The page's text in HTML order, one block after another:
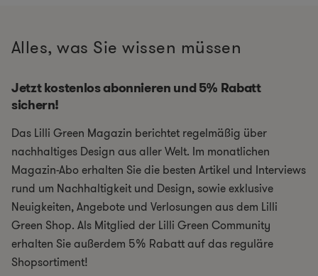
Alles, was Sie wissen müssen
Jetzt kostenlos abonnieren und 5% Rabatt
sichern!
Das Lilli Green Magazin berichtet regelmäßig über
nachhaltiges Design aus aller Welt. Im monatlichen
Magazin-Abo erhalten Sie die besten Artikel und Interviews
rund um Nachhaltigkeit und Design, sowie exklusive
Neuigkeiten, Angebote und Verlosungen aus dem Lilli
Green Shop. Als Mitglied der Lilli Green Community
erhalten Sie außerdem 5% Rabatt auf das reguläre
Shopsortiment!